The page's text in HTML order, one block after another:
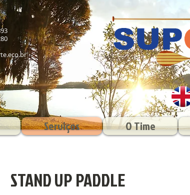
Serviços O Time
STAND UP PADDLE